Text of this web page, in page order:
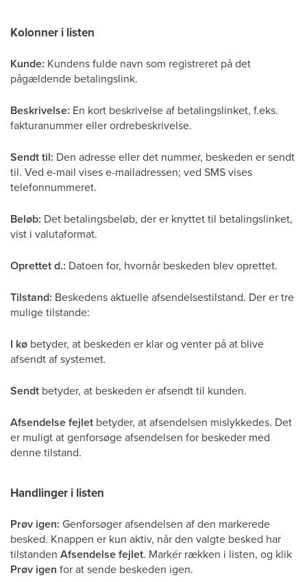
Kolonner i listen
Kunde: Kundens fulde navn som registreret på det
pågældende betalingslink.
Beskrivelse: En kort beskrivelse af betalingslinket, f.eks.
fakturanummer eller ordrebeskrivelse.
Sendt til: Den adresse eller det nummer, beskeden er sendt
til. Ved e-mail vises e-mailadressen; ved SMS vises
telefonnummeret.
Beløb: Det betalingsbeløb, der er knyttet til betalingslinket,
vist i valutaformat.
Oprettet d.: Datoen for, hvornår beskeden blev oprettet.
Tilstand: Beskedens aktuelle afsendelsestilstand. Der er tre
mulige tilstande:
I kø betyder, at beskeden er klar og venter på at blive
afsendt af systemet.
Sendt betyder, at beskeden er afsendt til kunden.
Afsendelse fejlet betyder, at afsendelsen mislykkedes. Det
er muligt at genforsøge afsendelsen for beskeder med
denne tilstand.
Handlinger i listen
Prøv igen: Genforsøger afsendelsen af den markerede
besked. Knappen er kun aktiv, når den valgte besked har
tilstanden Afsendelse fejlet. Markér rækken i listen, og klik
Prøv igen for at sende beskeden igen.